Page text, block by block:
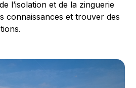
l’isolation et de la zinguerie
connaissances et trouver des